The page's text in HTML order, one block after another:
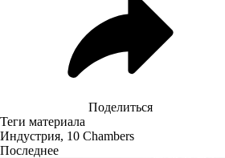
Поделиться
Теги материала
Индустрия, 10 Chambers
Последнее